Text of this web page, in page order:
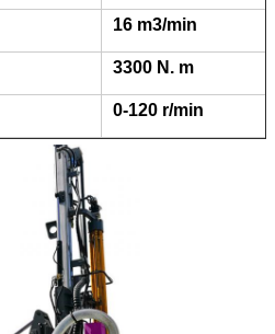
16 m3/min
3300 N. m
0-120 r/min